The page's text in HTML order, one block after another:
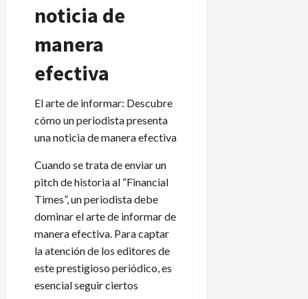
noticia de
manera
efectiva
El arte de informar: Descubre
cómo un periodista presenta
una noticia de manera efectiva
Cuando se trata de enviar un
pitch de historia al “Financial
Times”, un periodista debe
dominar el arte de informar de
manera efectiva. Para captar
la atención de los editores de
este prestigioso periódico, es
esencial seguir ciertos